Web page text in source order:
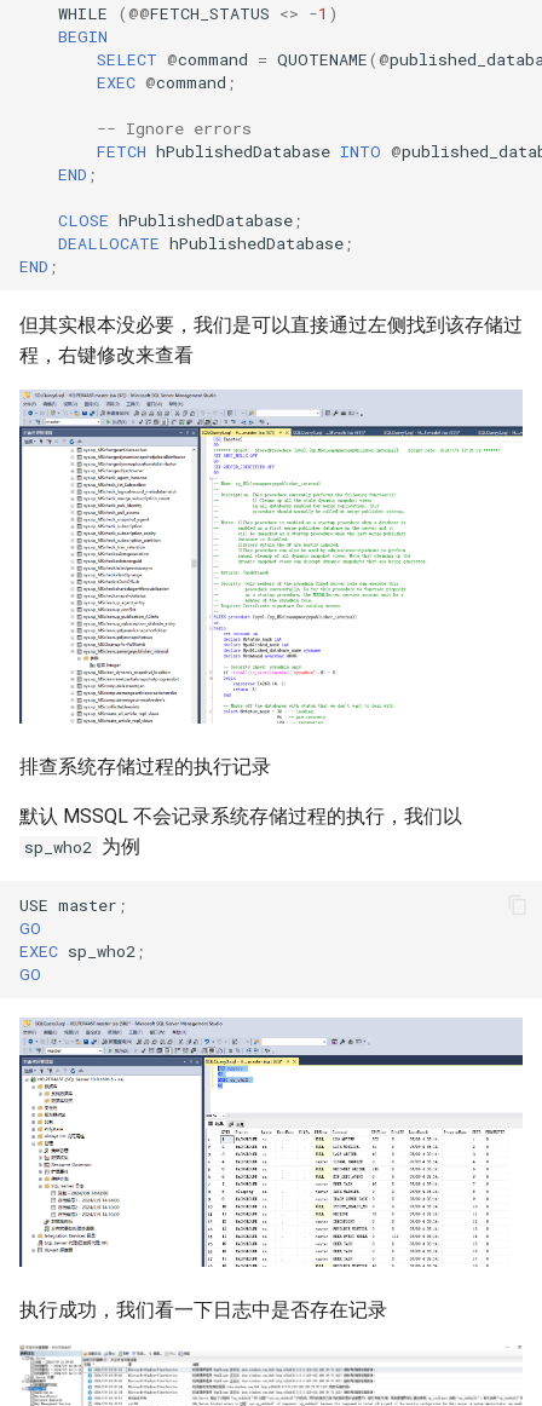
WHILE ( @@FETCH_STATUS <> -1 )
BEGIN
SELECT @command = QUOTENAME( @
EXEC @command ;
-- Ignore errors
FETCH hPublishedDatabase INTO @
END ;
CLOSE hPublishedDatabase ;
DEALLOCATE hPublishedDatabase ;
END ;
但其实根本没必要，我们是可以直接通过左侧找到该存储过
程，右键修改来查看
排查系统存储过程的执行记录
默认 MSSQL 不会记录系统存储过程的执行，我们以
sp_who2 为例
USE master ;
GO
EXEC sp_who2 ;
GO
执行成功，我们看一下日志中是否存在记录